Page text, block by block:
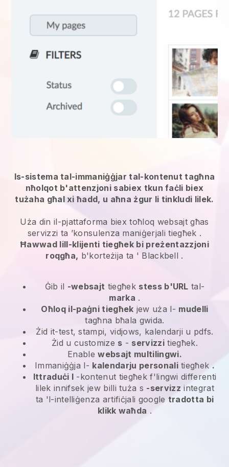
Is-sistema tal-immaniġġjar tal-kontenut tagħna
nħolqot b'attenzjoni sabiex tkun faċli biex
tużaha għal xi ħadd, u aħna żgur li tinkludi lilek.
Uża din il-pjattaforma biex toħloq websajt għas
servizzi ta ’konsulenza maniġerjali tiegħek .
Ħawwad lill-klijenti tiegħek bi preżentazzjoni
roqgħa, b'korteżija ta ' Blackbell .
Ġib il -websajt tiegħek stess b'URL tal-
marka .
Oħloq il-paġni tiegħek jew uża l- mudelli
tagħna bħala gwida.
Żid it-test, stampi, vidjows, kalendarji u pdfs.
Żid u customize s - servizzi tiegħek.
Enablewebsajt multilingwi.
Immaniġġja l- kalendarju personalitiegħek .
Ittraduċi l -kontenut tiegħek f'lingwi differenti
lilek innifsek jew billi tuża s -servizz integrat
ta 'l-intelliġenza artifiċjali google tradotta bi
klikk waħda .